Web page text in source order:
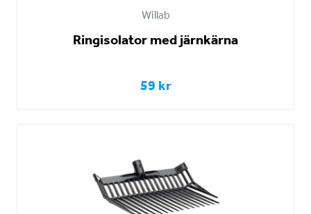
Willab
Ringisolator med järnkärna
59 kr